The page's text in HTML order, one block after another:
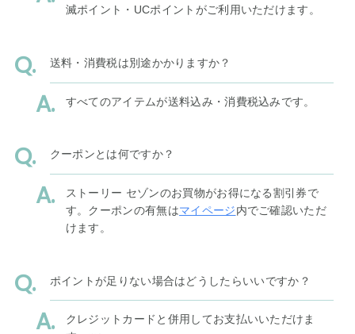
滅ポイント・UCポイントがご利用いただけます。
送料・消費税は別途かかりますか？
すべてのアイテムが送料込み・消費税込みです。
クーポンとは何ですか？
ストーリー セゾンのお買物がお得になる割引券で
す。クーポンの有無はマイページ内でご確認いただ
けます。
ポイントが足りない場合はどうしたらいいですか？
クレジットカードと併用してお支払いいただけま